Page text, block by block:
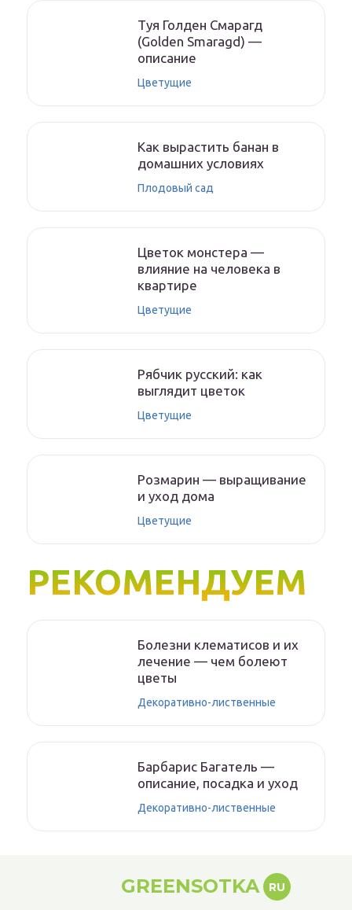
Туя Голден Смарагд
(Golden Smaragd) —
описание
Цветущие
Как вырастить банан в
домашних условиях
Плодовый сад
Цветок монстера —
влияние на человека в
квартире
Цветущие
Рябчик русский: как
выглядит цветок
Цветущие
Розмарин — выращивание
и уход дома
Цветущие
РЕКОМЕНДУЕМ
Болезни клематисов и их
лечение — чем болеют
цветы
Декоративно-лиственные
Барбарис Багатель —
описание, посадка и уход
Декоративно-лиственные
GREENSOTKA RU